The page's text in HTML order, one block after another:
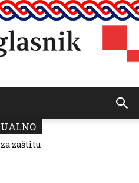
zaštitu
donio